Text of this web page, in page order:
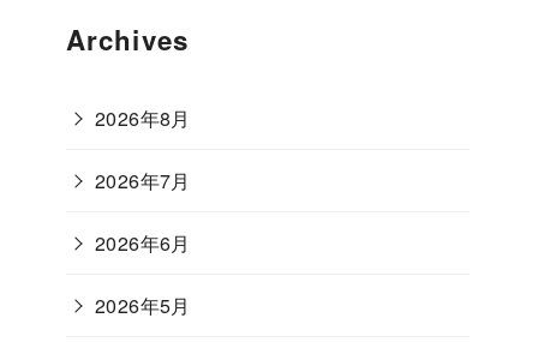
Archives
2026年8月
2026年7月
2026年6月
2026年5月